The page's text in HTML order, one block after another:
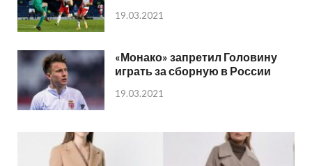
19.03.2021
«Монако» запретил Головину
играть за сборную в России
19.03.2021